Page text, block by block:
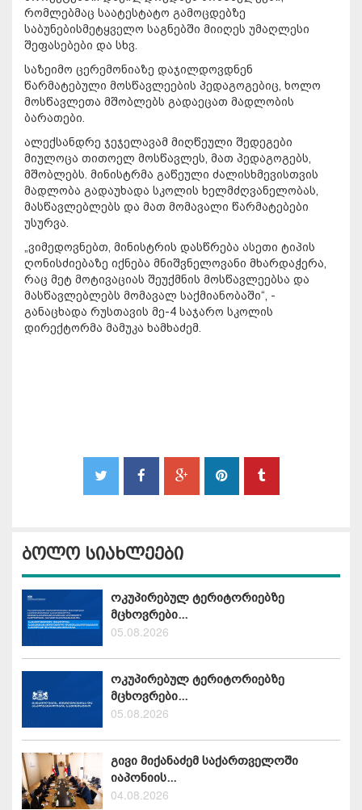
რომლებმაც საატესტატო გამოცდებზე
საბუნებისმეტყველო საგნებში მიიღეს უმაღლესი
შეფასებები და სხვ.
საზეიმო ცერემონიაზე დაჯილდოვდნენ
წარმატებული მოსწავლეების პედაგოგებიც, ხოლო
მოსწავლეთა მშობლებს გადაეცათ მადლობის
ბარათები.
ალექსანდრე ჯეჯელავამ მიღწეული შედეგები
მიულოცა თითოელ მოსწავლეს, მათ პედაგოგებს,
მშობლებს. მინისტრმა გაწეული ძალისხმევისთვის
მადლობა გადაუხადა სკოლის ხელმძღვანელობას,
მასწავლებლებს და მათ მომავალი წარმატებები
უსურვა.
„ვიმედოვნებთ, მინისტრის დასწრება ასეთი ტიპის
ღონისძიებაზე იქნება მნიშვნელოვანი მხარდაჭერა,
რაც მეტ მოტივაციას შეუქმნის მოსწავლეებსა და
მასწავლებლებს მომავალ საქმიანობაში“, -
განაცხადა რუსთავის მე-4 საჯარო სკოლის
დირექტორმა მამუკა ხამხაძემ.
ბოლო სიახლეები
ოკუპირებულ ტერიტორიებზე
მცხოვრები...
05.08.2026
ოკუპირებულ ტერიტორიებზე
მცხოვრები...
05.08.2026
გივი მიქანაძემ საქართველოში
იაპონიის...
04.08.2026